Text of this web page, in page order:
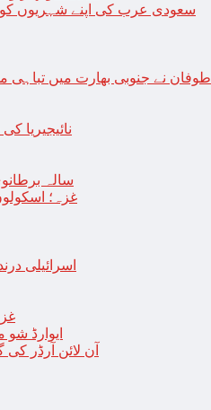
سعودی عرب کی اپنے شہریوں کو پاکستان سمیت 25 ممالک
طوفان نے جنوبی بھارت میں تباہی
نائیجیریا کی
19 سالہ
غزہ؛ اسکولوں پربمباری سے50
اسرائیلی
“ایوارڈ
آن لائن آرڈر